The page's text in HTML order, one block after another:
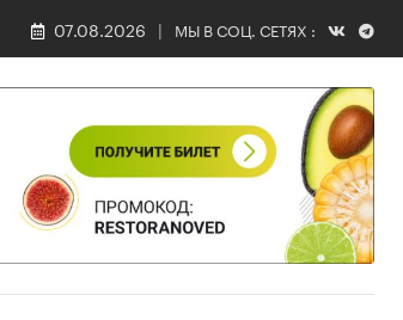
07.08.2026 МЫ В СОЦ. СЕТЯХ :